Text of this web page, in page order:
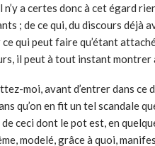
n’y a certes donc à cet égard
; de ce qui, du discours déjà
qui peut faire qu’étant
il peut à tout instant montrer
moi, avant d’entrer dans ce
qu’on en fit un tel scandale
ceci dont le pot est, en
modelé, grâce à quoi,